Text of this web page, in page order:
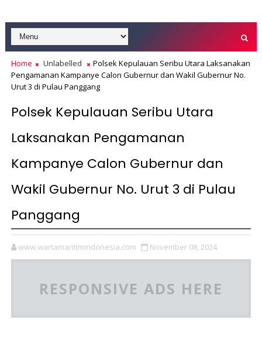
Home Unlabelled
Polsek Kepulauan Seribu Utara Laksanakan
Pengamanan Kampanye Calon Gubernur dan Wakil Gubernur No.
Urut 3 di Pulau Panggang
Polsek Kepulauan Seribu Utara
Laksanakan Pengamanan
Kampanye Calon Gubernur dan
Wakil Gubernur No. Urut 3 di Pulau
Panggang
www.wartamaritimindonesia.com November 08, 2024
RESPONSIVE ADS HERE